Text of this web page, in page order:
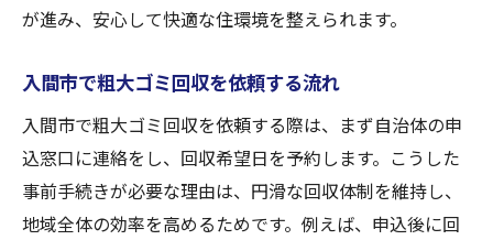
が進み、安心して快適な住環境を整えられます。
入間市で粗大ゴミ回収を依頼する流れ
入間市で粗大ゴミ回収を依頼する際は、まず自治体の申
込窓口に連絡をし、回収希望日を予約します。こうした
事前手続きが必要な理由は、円滑な回収体制を維持し、
地域全体の効率を高めるためです。例えば、申込後に回